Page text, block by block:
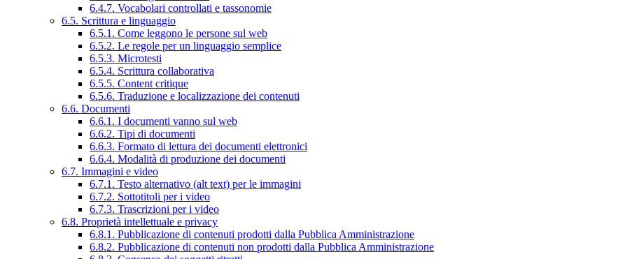
6.4.7. Vocabolari controllati e tassonomie
6.5. Scrittura e linguaggio
6.5.1. Come leggono le persone sul web
6.5.2. Le regole per un linguaggio semplice
6.5.3. Microtesti
6.5.4. Scrittura collaborativa
6.5.5. Content critique
6.5.6. Traduzione e localizzazione dei contenuti
6.6. Documenti
6.6.1. I documenti vanno sul web
6.6.2. Tipi di documenti
6.6.3. Formato di lettura dei documenti elettronici
6.6.4. Modalità di produzione dei documenti
6.7. Immagini e video
6.7.1. Testo alternativo (alt text) per le immagini
6.7.2. Sottotitoli per i video
6.7.3. Trascrizioni per i video
6.8. Proprietà intellettuale e privacy
6.8.1. Pubblicazione di contenuti prodotti dalla Pubblica Amministrazione
6.8.2. Pubblicazione di contenuti non prodotti dalla Pubblica Amministrazione